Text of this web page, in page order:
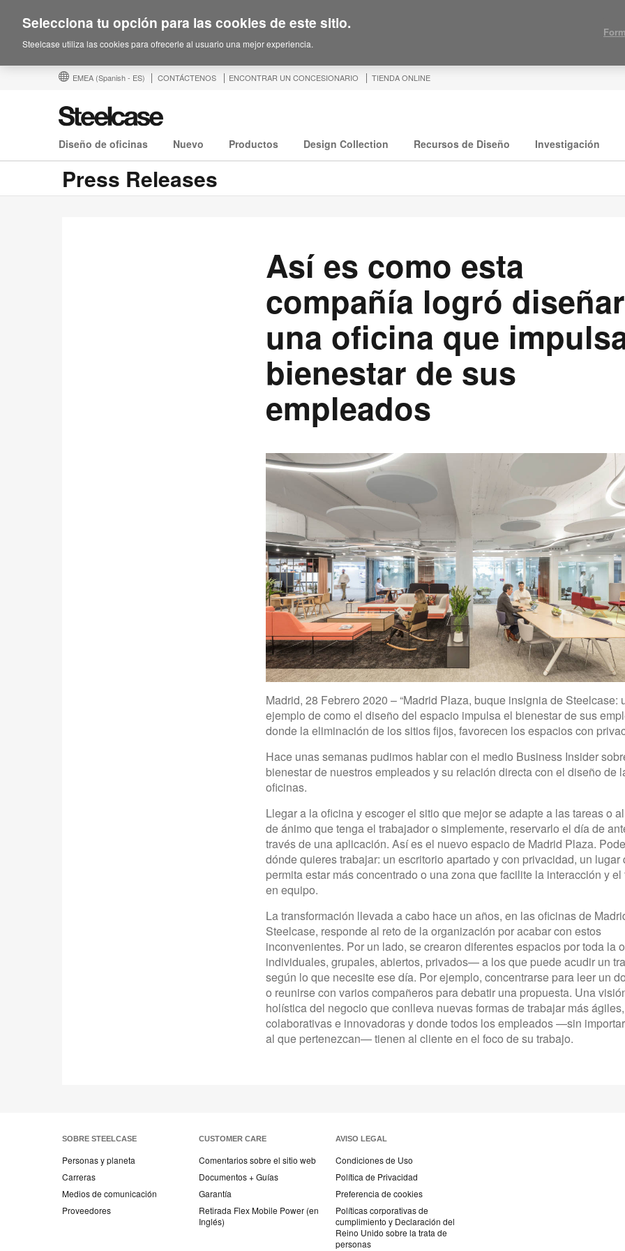
EMEA (Spanish - ES) CONTÁCTENOS ENCONTRAR UN CONCESIONARIO TIENDA ONLINE
Diseño de oficinas Nuevo Productos Design Collection Recursos de Diseño Investigación
Press Releases
Así es como esta
compañía logró diseñar
una oficina que
bienestar de sus
empleados
Madrid, 28 Febrero 2020 – “Madrid Plaza, buque insignia de Steelcase:
ejemplo de como el diseño del espacio impulsa el bienestar de sus
donde la eliminación de los sitios fijos, favorecen los espacios con
Hace unas semanas pudimos hablar con el medio Business Insider
bienestar de nuestros empleados y su relación directa con el diseño de
oficinas.
Llegar a la oficina y escoger el sitio que mejor se adapte a las tareas o
de ánimo que tenga el trabajador o simplemente, reservarlo el día de
través de una aplicación. Así es el nuevo espacio de Madrid Plaza.
dónde quieres trabajar: un escritorio apartado y con privacidad, un lugar
permita estar más concentrado o una zona que facilite la interacción y el
en equipo.
La transformación llevada a cabo hace un años, en las oficinas de
Steelcase, responde al reto de la organización por acabar con estos
inconvenientes. Por un lado, se crearon diferentes espacios por toda la
individuales, grupales, abiertos, privados— a los que puede acudir un
según lo que necesite ese día. Por ejemplo, concentrarse para leer un
o reunirse con varios compañeros para debatir una propuesta. Una
holística del negocio que conlleva nuevas formas de trabajar más ágiles,
colaborativas e innovadoras y donde todos los empleados —sin
al que pertenezcan— tienen al cliente en el foco de su trabajo.
SOBRE STEELCASE
Personas y planeta
Carreras
Medios de comunicación
Proveedores
CUSTOMER CARE
Comentarios sobre el sitio web
Documentos + Guías
Garantía
Retirada Flex Mobile Power (en
Inglés)
AVISO LEGAL
Condiciones de Uso
Política de Privacidad
Preferencia de cookies
Políticas corporativas de
cumplimiento y Declaración del
Reino Unido sobre la trata de
personas
Selecciona tu opción para las cookies de este sitio.
Steelcase utiliza las cookies para ofrecerle al usuario una mejor experiencia.